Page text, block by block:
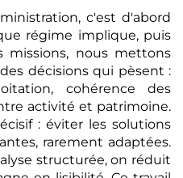
c'est d'abord
régime implique, puis
missions, nous mettons
décisions qui pèsent :
cohérence des
activité et patrimoine.
: éviter les solutions
rarement adaptées.
structurée, on réduit